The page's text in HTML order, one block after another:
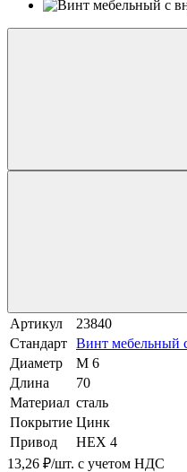
Артикул
23840
Стандарт Винт мебельный
Диаметр
М 6
Длина
70
Материал сталь
Покрытие Цинк
Привод
HEX 4
13,26 ₽/шт. с учетом НДС